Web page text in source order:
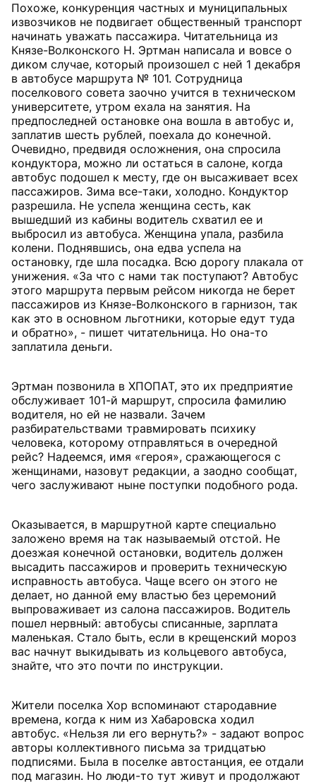
Похоже, конкуренция частных и муниципальных
извозчиков не подвигает общественный транспорт
начинать уважать пассажира. Читательница из
Князе-Волконского Н. Эртман написала и вовсе о
диком случае, который произошел с ней 1 декабря
в автобусе маршрута № 101. Сотрудница
поселкового совета заочно учится в техническом
университете, утром ехала на занятия. На
предпоследней остановке она вошла в автобус и,
заплатив шесть рублей, поехала до конечной.
Очевидно, предвидя осложнения, она спросила
кондуктора, можно ли остаться в салоне, когда
автобус подошел к месту, где он высаживает всех
пассажиров. Зима все-таки, холодно. Кондуктор
разрешила. Не успела женщина сесть, как
вышедший из кабины водитель схватил ее и
выбросил из автобуса. Женщина упала, разбила
колени. Поднявшись, она едва успела на
остановку, где шла посадка. Всю дорогу плакала от
унижения. «За что с нами так поступают? Автобус
этого маршрута первым рейсом никогда не берет
пассажиров из Князе-Волконского в гарнизон, так
как это в основном льготники, которые едут туда
и обратно», - пишет читательница. Но она-то
заплатила деньги.
Эртман позвонила в ХПОПАТ, это их предприятие
обслуживает 101-й маршрут, спросила фамилию
водителя, но ей не назвали. Зачем
разбирательствами травмировать психику
человека, которому отправляться в очередной
рейс? Надеемся, имя «героя», сражающегося с
женщинами, назовут редакции, а заодно сообщат,
чего заслуживают ныне поступки подобного рода.
Оказывается, в маршрутной карте специально
заложено время на так называемый отстой. Не
доезжая конечной остановки, водитель должен
высадить пассажиров и проверить техническую
исправность автобуса. Чаще всего он этого не
делает, но данной ему властью без церемоний
выпроваживает из салона пассажиров. Водитель
пошел нервный: автобусы списанные, зарплата
маленькая. Стало быть, если в крещенский мороз
вас начнут выкидывать из кольцевого автобуса,
знайте, что это почти по инструкции.
Жители поселка Хор вспоминают стародавние
времена, когда к ним из Хабаровска ходил
автобус. «Нельзя ли его вернуть?» - задают вопрос
авторы коллективного письма за тридцатью
подписями. Была в поселке автостанция, ее отдали
под магазин. Но люди-то тут живут и продолжают